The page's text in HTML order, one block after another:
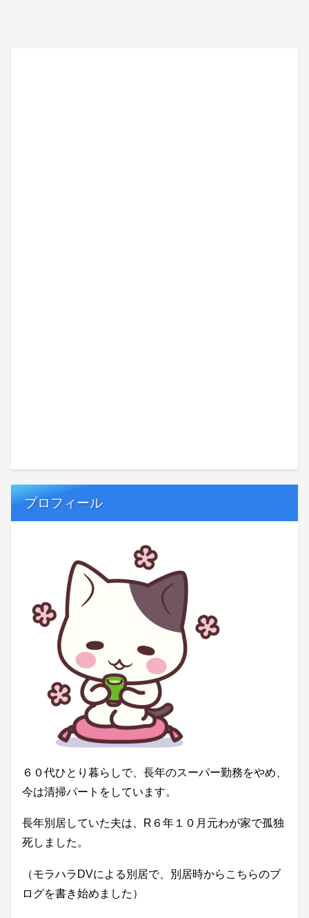
プロフィール
６０代ひとり暮らしで、長年のスーパー勤務をやめ、
今は清掃パートをしています。
長年別居していた夫は、R６年１０月元わが家で孤独
死しました。
（モラハラDVによる別居で、別居時からこちらのブ
ログを書き始めました）